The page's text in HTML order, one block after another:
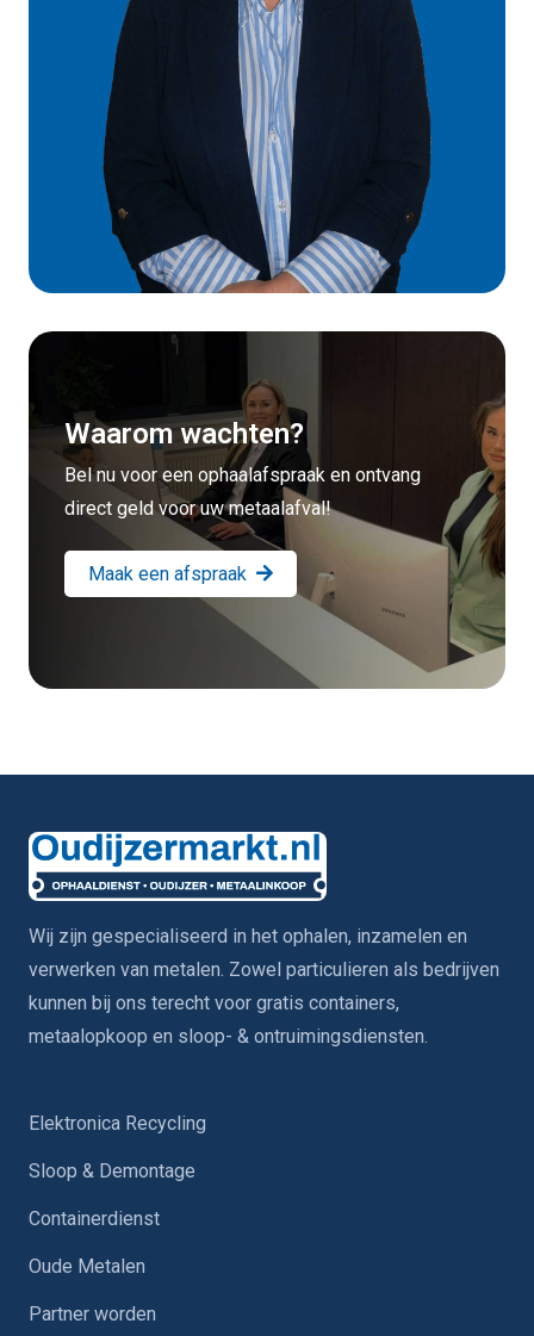
Waarom wachten?
Bel nu voor een ophaalafspraak en ontvang
direct geld voor uw metaalafval!
Maak een afspraak
Wij zijn gespecialiseerd in het ophalen, inzamelen en
verwerken van metalen. Zowel particulieren als bedrijven
kunnen bij ons terecht voor gratis containers,
metaalopkoop en sloop- & ontruimingsdiensten.
Elektronica Recycling
Sloop & Demontage
Containerdienst
Oude Metalen
Partner worden